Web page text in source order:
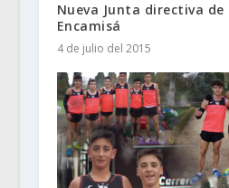
Nueva Junta directiva de
Encamisá
4 de julio del 2015